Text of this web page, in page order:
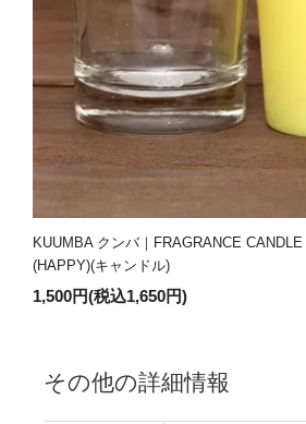
KUUMBA クンバ｜FRAGRANCE
(HAPPY)(キャンドル)
1,500円(税込1,650円)
その他の詳細情報